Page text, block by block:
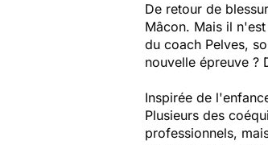
De retour de
Mâcon. Mais il
du coach Pelves,
nouvelle épreuve ?
Inspirée de
Plusieurs des
professionnels,